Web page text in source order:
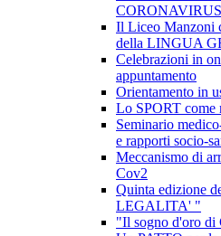
CORONAVIRUS
Il Liceo Manzoni
della LINGUA
Celebrazioni in
appuntamento
Orientamento in
Lo SPORT
Seminario
e rapporti socio-
Meccanismo di
Cov2
Quinta edizione
LEGALITA' "
"Il sogno d'oro di